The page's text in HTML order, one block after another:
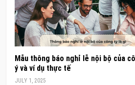
Mẫu thông báo nghỉ lễ nội bộ của
ý và ví dụ thực tế
JULY 1, 2025